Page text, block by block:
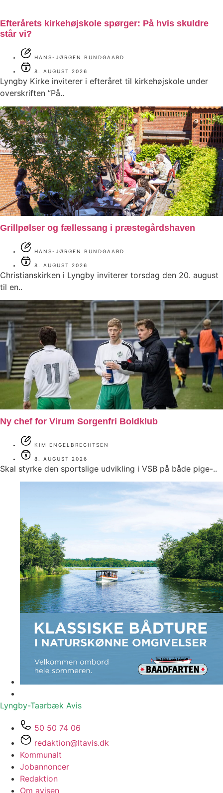
Efterårets kirkehøjskole spørger: På hvis skuldre
står vi?
HANS-JØRGEN BUNDGAARD
8. AUGUST 2026
Lyngby Kirke inviterer i efteråret til kirkehøjskole under
overskriften ”På..
Grillpølser og fællessang i præstegårdshaven
HANS-JØRGEN BUNDGAARD
8. AUGUST 2026
Christianskirken i Lyngby inviterer torsdag den 20. august
til en..
Ny chef for Virum Sorgenfri Boldklub
KIM ENGELBRECHTSEN
8. AUGUST 2026
Skal styrke den sportslige udvikling i VSB på både pige-..
Lyngby-Taarbæk Avis
50 50 74 06
redaktion@ltavis.dk
Kommunalt
Jobannoncer
Redaktion
Om avisen